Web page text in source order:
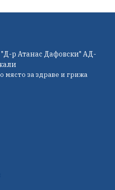
р Атанас Дафовски" АД-
място за здраве и грижа